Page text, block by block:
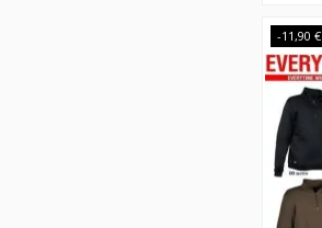
-11,90 €